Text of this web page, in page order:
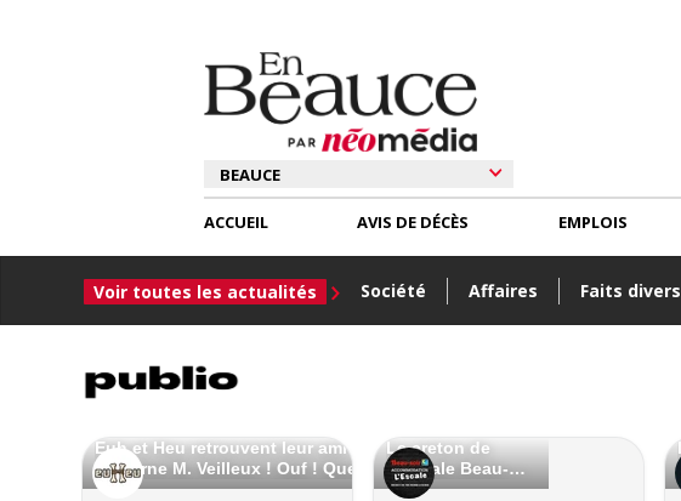
ACCUEIL
Voir toutes les actualités Société Affaires Faits divers
AVIS DE DÉCÈS EMPLOIS